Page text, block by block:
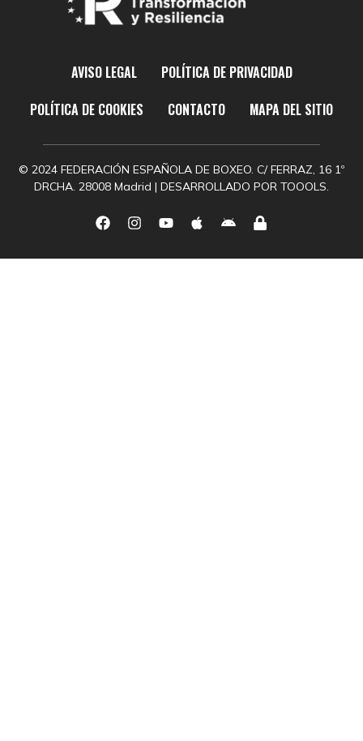
AVISO LEGAL
POLÍTICA DE PRIVACIDAD
POLÍTICA DE COOKIES
CONTACTO MAPA DEL SITIO
© 2024 FEDERACIÓN ESPAÑOLA DE BOXEO. C/ FERRAZ, 16 1º
DRCHA. 28008 Madrid | DESARROLLADO POR TOOOLS.